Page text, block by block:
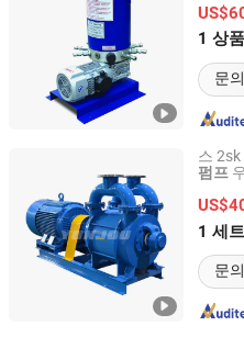
1 상품
문
Jiangsu, China
스
펌프
1 세트
문
Zhejiang Yonjou Technology
Zhejiang, China